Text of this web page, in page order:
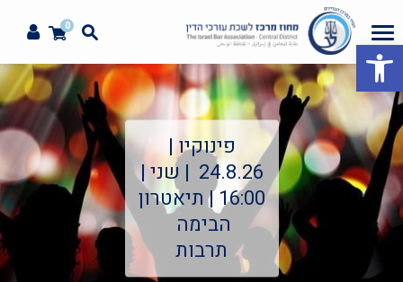
פתח סרגל נגישות
0
פינוקיו |
24.8.26 | שני |
16:00 | תיאטרון
הבימה
תרבות